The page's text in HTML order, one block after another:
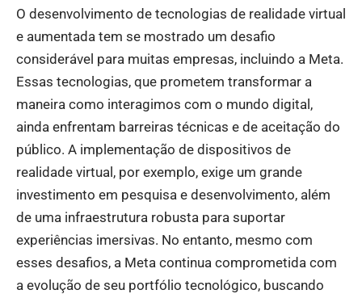
O desenvolvimento de tecnologias de realidade virtual
e aumentada tem se mostrado um desafio
considerável para muitas empresas, incluindo a Meta.
Essas tecnologias, que prometem transformar a
maneira como interagimos com o mundo digital,
ainda enfrentam barreiras técnicas e de aceitação do
público. A implementação de dispositivos de
realidade virtual, por exemplo, exige um grande
investimento em pesquisa e desenvolvimento, além
de uma infraestrutura robusta para suportar
experiências imersivas. No entanto, mesmo com
esses desafios, a Meta continua comprometida com
a evolução de seu portfólio tecnológico, buscando